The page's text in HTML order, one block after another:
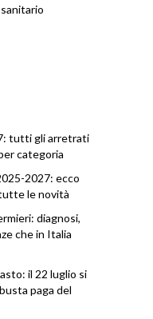
tutti gli arretrati
categoria
2027: ecco
le novità
diagnosi,
che in Italia
il 22 luglio si
paga del